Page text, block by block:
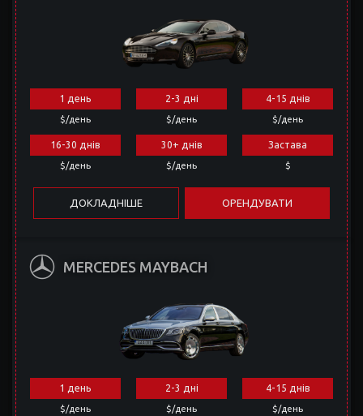
1 день
$/день
2-3 дні
$/день
4-15 днів
$/день
16-30 днів
$/день
30+ днів
$/день
Застава
$
ДОКЛАДНІШЕ ОРЕНДУВАТИ
MERCEDES MAYBACH
1 день
$/день
2-3 дні
$/день
4-15 днів
$/день